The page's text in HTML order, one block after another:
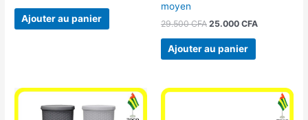
Ajouter au panier
moyen
29.500CFA 25.000 CFA
Ajouter au panier